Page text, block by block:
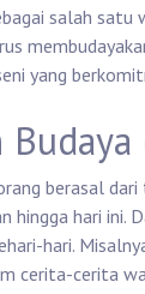
salah satu
yang
berasal
hingga hari ini.
hari.
cerita-cerita